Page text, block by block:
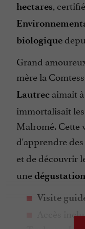
hectares, certifié
biologique
Grand
mère la
Lautrec aimait
immortalisait
Malromé. Cette
d'apprendre des
et de découvrir
une
Visite
Accès